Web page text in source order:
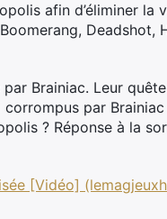
afin d’éliminer la
Deadshot,
Brainiac. Leur quête
par
? Réponse à la
[Vidéo]